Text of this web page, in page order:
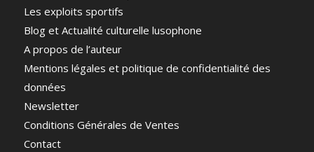
Les exploits sportifs
Blog et Actualité culturelle lusophone
A propos de l’auteur
Mentions légales et politique de confidentialité des
données
Newsletter
Conditions Générales de Ventes
Contact